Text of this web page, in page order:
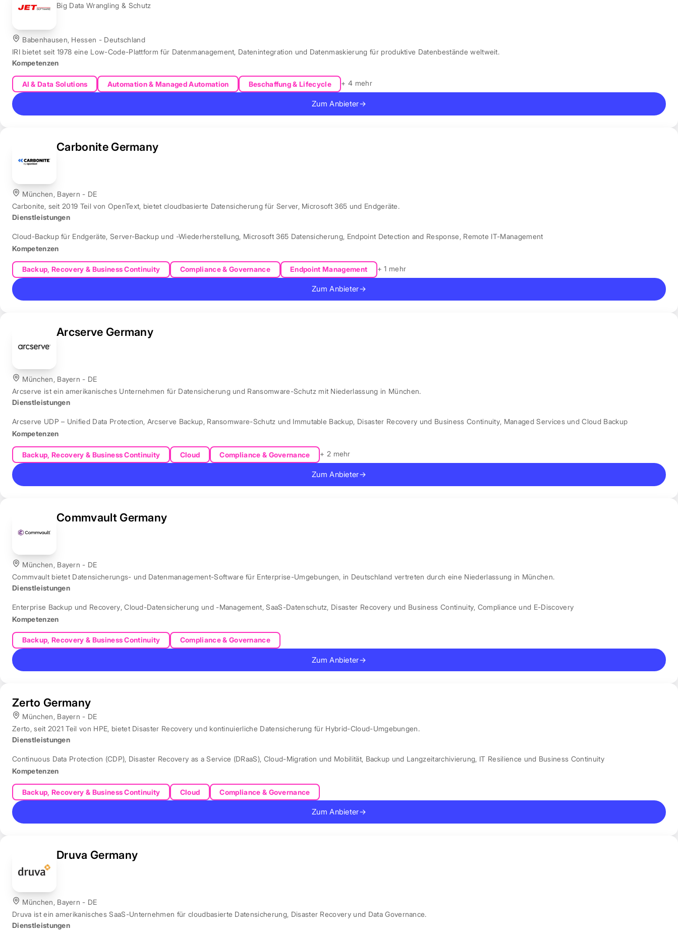
Big Data Wrangling & Schutz
Babenhausen, Hessen - Deutschland
IRI bietet seit 1978 eine Low-Code-Plattform für Datenmanagement, Datenintegration und Datenmaskierung für produktive Datenbestände weltweit.
Kompetenzen
AI & Data Solutions Automation & Managed Automation Beschaffung & Lifecycle + 4 mehr
Zum Anbieter→
Carbonite Germany
München, Bayern - DE
Carbonite, seit 2019 Teil von OpenText, bietet cloudbasierte Datensicherung für Server, Microsoft 365 und Endgeräte.
Dienstleistungen
Cloud-Backup für Endgeräte, Server-Backup und -Wiederherstellung, Microsoft 365 Datensicherung, Endpoint Detection and Response, Remote IT-Management
Kompetenzen
Backup, Recovery & Business Continuity Compliance & Governance Endpoint Management + 1 mehr
Zum Anbieter→
Arcserve Germany
München, Bayern - DE
Arcserve ist ein amerikanisches Unternehmen für Datensicherung und Ransomware-Schutz mit Niederlassung in München.
Dienstleistungen
Arcserve UDP – Unified Data Protection, Arcserve Backup, Ransomware-Schutz und Immutable Backup, Disaster Recovery und Business Continuity, Managed Services und Cloud Backup
Kompetenzen
Backup, Recovery & Business Continuity Cloud Compliance & Governance + 2 mehr
Zum Anbieter→
Commvault Germany
München, Bayern - DE
Commvault bietet Datensicherungs- und Datenmanagement-Software für Enterprise-Umgebungen, in Deutschland vertreten durch eine Niederlassung in München.
Dienstleistungen
Enterprise Backup und Recovery,Cloud-Datensicherung und -Management,SaaS-Datenschutz, Disaster Recovery und Business Continuity, Compliance und E-Discovery
Kompetenzen
Backup, Recovery & Business Continuity Compliance & Governance
Zum Anbieter→
Zerto Germany
München, Bayern - DE
Zerto, seit 2021 Teil von HPE, bietet Disaster Recovery und kontinuierliche Datensicherung für Hybrid-Cloud-Umgebungen.
Dienstleistungen
Continuous Data Protection (CDP), Disaster Recovery as a Service (DRaaS), Cloud-Migration und Mobilität, Backup und Langzeitarchivierung, IT Resilience und Business Continuity
Kompetenzen
Backup, Recovery & Business Continuity Cloud Compliance & Governance
Zum Anbieter→
Druva Germany
München, Bayern - DE
Druva ist ein amerikanisches SaaS-Unternehmen für cloudbasierte Datensicherung, Disaster Recovery und Data Governance.
Dienstleistungen